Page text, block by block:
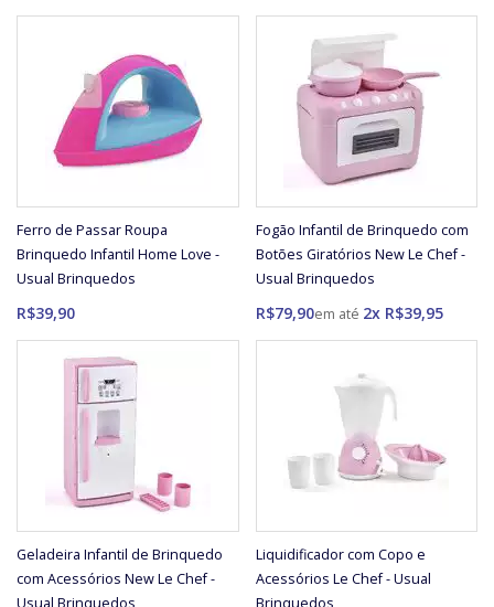
Ferro de Passar Roupa
Brinquedo Infantil Home Love -
Usual Brinquedos
R$39,90
Fogão Infantil de Brinquedo com
Botões Giratórios New Le Chef -
Usual Brinquedos
R$79,90 2x R$39,95
Geladeira Infantil de Brinquedo
com Acessórios New Le Chef -
Usual Brinquedos
Liquidificador com Copo e
Acessórios Le Chef - Usual
Brinquedos